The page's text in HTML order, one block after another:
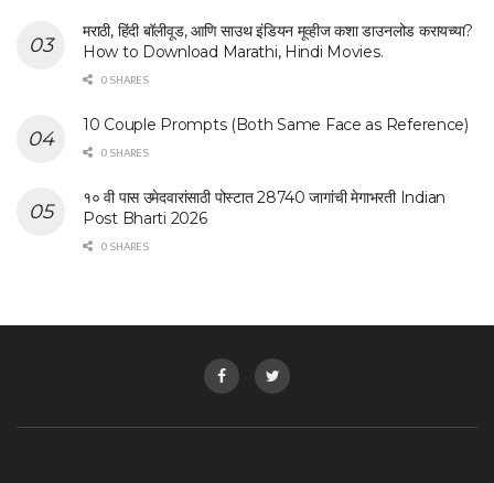
मराठी, हिंदी बॉलीवूड, आणि साउथ इंडियन मूव्हीज कशा डाउनलोड करायच्या?
How to Download Marathi, Hindi Movies.
0 SHARES
10 Couple Prompts (Both Same Face as Reference)
0 SHARES
१० वी पास उमेदवारांसाठी पोस्टात 28740 जागांची मेगाभरती Indian
Post Bharti 2026
0 SHARES